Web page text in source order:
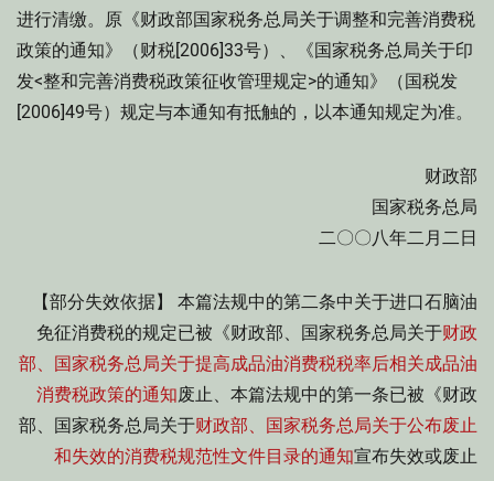
进行清缴。原《财政部国家税务总局关于调整和完善消费税
政策的通知》（财税[2006]33号）、《国家税务总局关于印
发<整和完善消费税政策征收管理规定>的通知》（国税发
[2006]49号）规定与本通知有抵触的，以本通知规定为准。
财政部
国家税务总局
二〇〇八年二月二日
【部分失效依据】 本篇法规中的第二条中关于进口石脑油
免征消费税的规定已被《财政部、国家税务总局关于财政
部、国家税务总局关于提高成品油消费税税率后相关成品油
消费税政策的通知废止、本篇法规中的第一条已被《财政
部、国家税务总局关于财政部、国家税务总局关于公布废止
和失效的消费税规范性文件目录的通知宣布失效或废止